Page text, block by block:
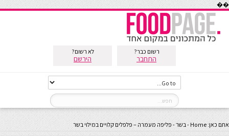
��
רשום כבר?
התחבר
לא רשום?
הירשם
אתם כאן: Home
-בשר- פליפה מעמרה – פלפלים קלויים במילוי בשר